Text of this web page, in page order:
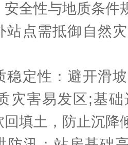
性与地质条件
需抵御自然灾
性：避开滑坡
灾害易发区;基
回填土，防止沉降